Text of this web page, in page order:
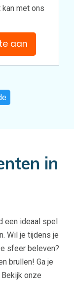
met ons
aan
in
een ideaal spel
Wil je tijdens je
sfeer beleven?
brullen! Ga je
onze